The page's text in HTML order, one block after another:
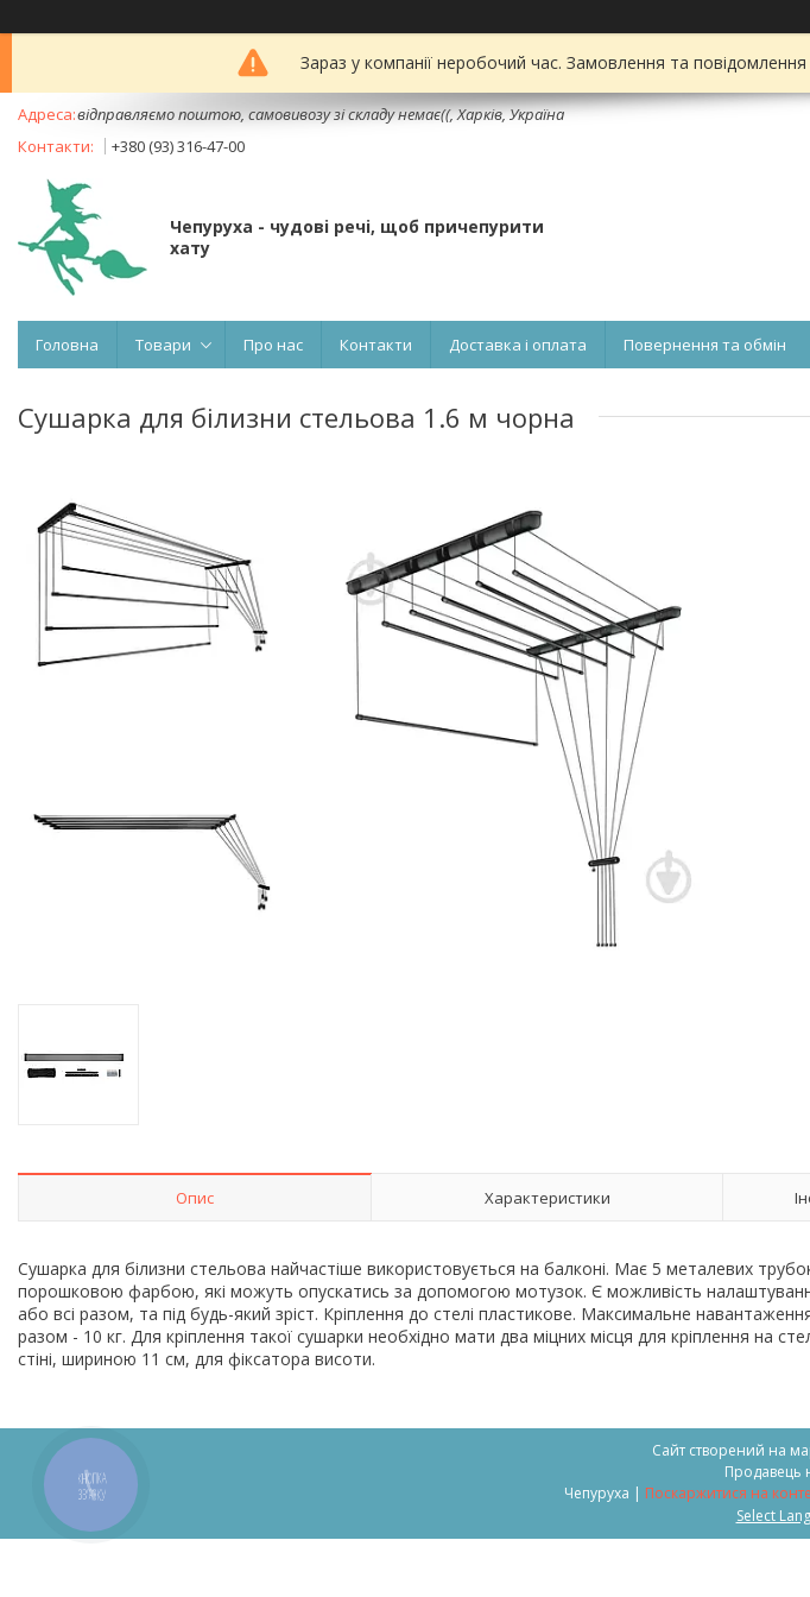
Зараз у компанії неробочий час. Замовлення та
відправляємо поштою, самовивозу зі складу немає((, Харків, Україна
+380 (93) 316-47-00
Чепуруха - чудовi речi, щоб причепурити
хату
Головна Товари Про нас Контакти Доставка і оплата Повернення та обмін
Сушарка для білизни стельова 1.6 м чорна
Опис Характеристики
Сушарка для білизни стельова найчастіше використовується на балконі. Має 5 металевих
порошковою фарбою, які можуть опускатись за допомогою мотузок. Є можливість
або всі разом, та під будь-який зріст. Кріплення до стелі пластикове. Максимальне
разом - 10 кг. Для кріплення такої сушарки необхідно мати два міцних місця для кріплення на
стіні, шириною 11 см, для фіксатора висоти.
Сайт створений на
Продавець
Чепуруха | Поскаржитися на
Select
КНОПКА
ЗВ'ЯЗКУ